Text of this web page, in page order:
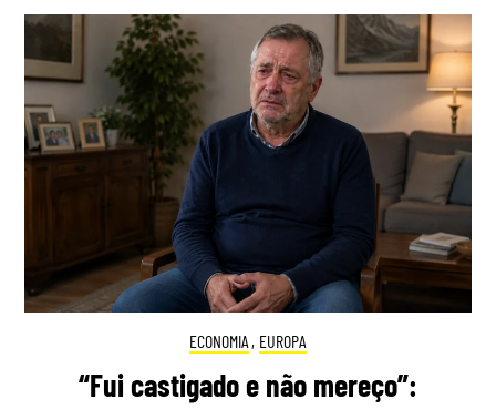
ECONOMIA , EUROPA
“Fui castigado e não mereço”: